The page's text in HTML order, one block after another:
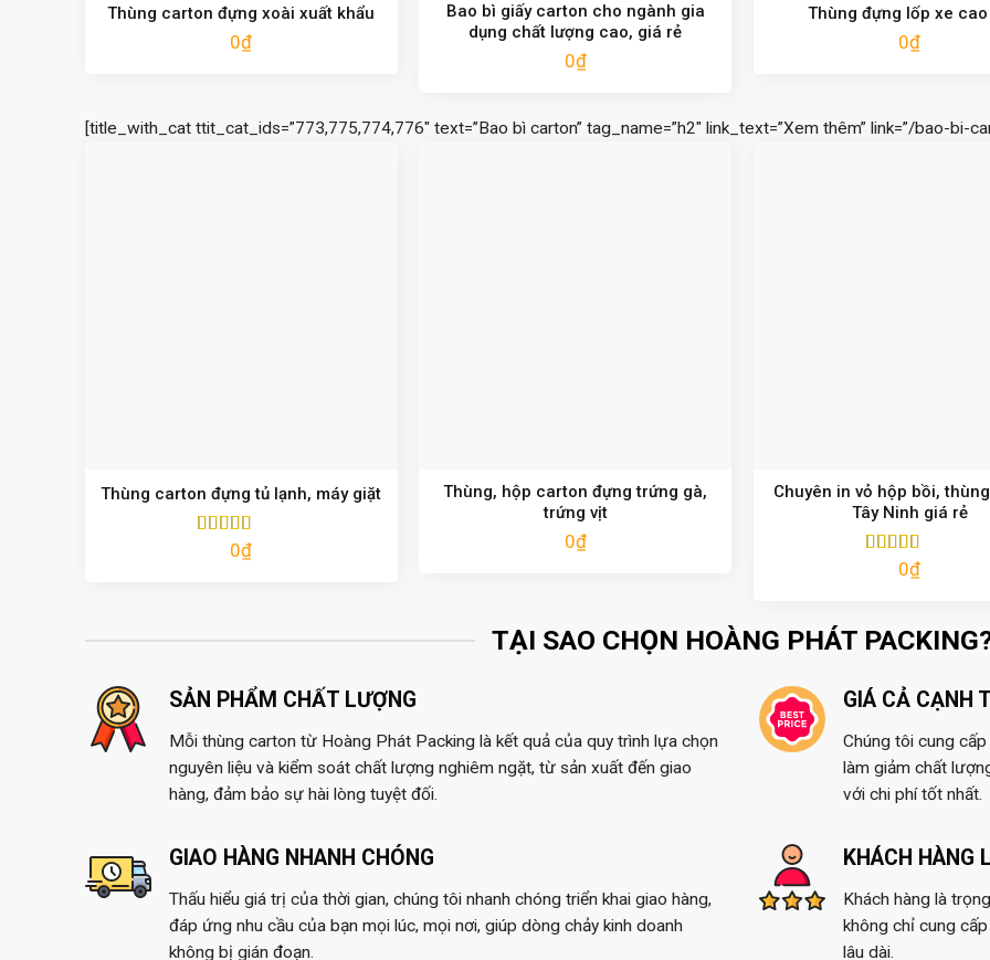
Thùng carton đựng xoài xuất khẩu
0₫
Bao bì giấy carton cho ngành gia
dụng chất lượng cao, giá rẻ
0₫
Thùng đựng lốp xe
0₫
[title_with_cat ttit_cat_ids=”773,775,774,776″ text=”Bao bì carton” tag_name=”h2″ link_text=”Xem thêm” link=”/bao-bi-
Thùng carton đựng tủ lạnh, máy giặt
Được xếp
0₫
Thùng, hộp carton đựng trứng gà,
trứng vịt
0₫
Chuyên in vỏ hộp bồi,
Tây Ninh giá rẻ
Được xếp
0₫
TẠI SAO CHỌN HOÀNG PHÁT
SẢN PHẨM CHẤT LƯỢNG
Mỗi thùng carton từ Hoàng Phát Packing là kết quả của quy trình lựa chọn
nguyên liệu và kiểm soát chất lượng nghiêm ngặt, từ sản xuất đến giao
hàng, đảm bảo sự hài lòng tuyệt đối.
GIÁ CẢ CẠNH
Chúng tôi cung
làm giảm chất
với chi phí tốt nhất.
GIAO HÀNG NHANH CHÓNG
Thấu hiểu giá trị của thời gian, chúng tôi nhanh chóng triển khai giao hàng,
đáp ứng nhu cầu của bạn mọi lúc, mọi nơi, giúp dòng chảy kinh doanh
không bị gián đoạn.
KHÁCH HÀNG
Khách hàng là
không chỉ cung
lâu dài.